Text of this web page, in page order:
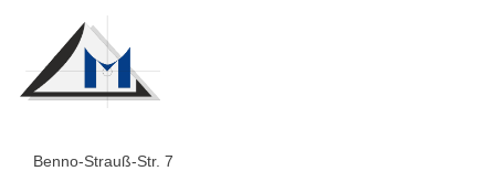
Benno-Strauß-Str. 7